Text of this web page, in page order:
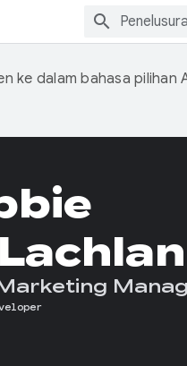
ke dalam bahasa pilihan